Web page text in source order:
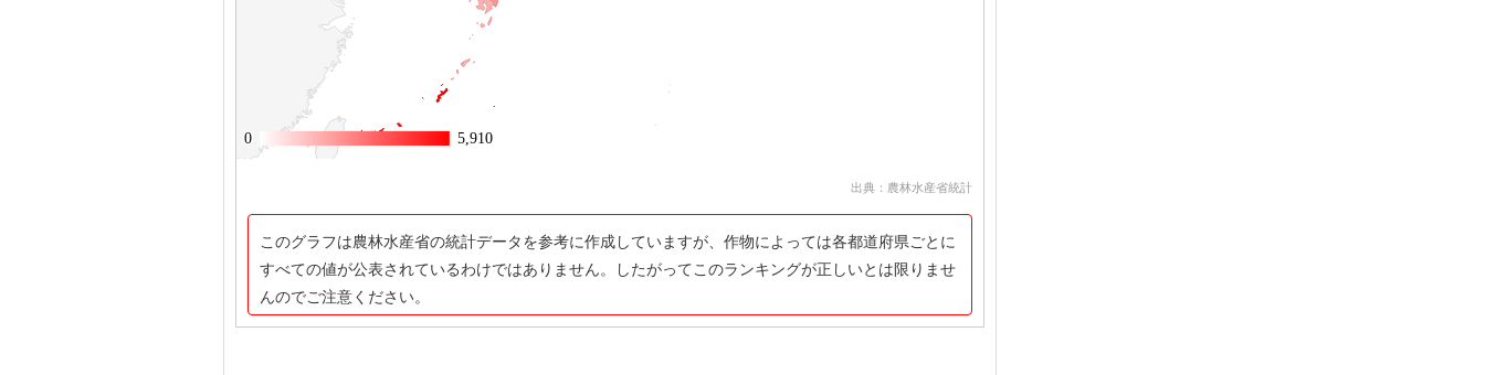
0
0 5,910
5,910
出典：農林水産省統計
このグラフは農林水産省の統計データを参考に作成していますが、作物によっては各都道府県ごとに
すべての値が公表されているわけではありません。したがってこのランキングが正しいとは限りませ
んのでご注意ください。